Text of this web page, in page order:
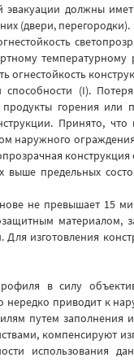
должны
(двери, перегородки).
огнестойкость
(I). Потеря
горения или
Принято,
наружного
предельных
не превышает 15
материалом,
изготовления
в силу
приводит к
путем заполнения
компенсируют
использования